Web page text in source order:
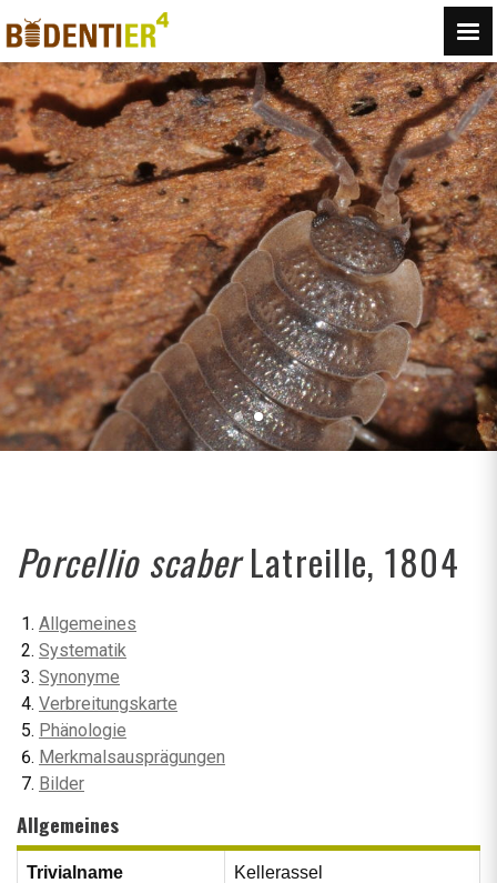
Porcellio scaberLatreille, 1804
Allgemeines
Systematik
Synonyme
Verbreitungskarte
Phänologie
Merkmalsausprägungen
Bilder
Allgemeines
Trivialname Kellerassel